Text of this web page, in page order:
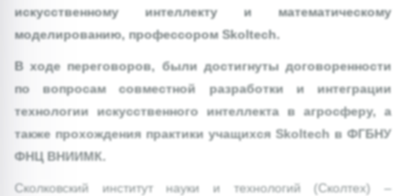
искусственному интеллекту и математическому
моделированию, профессором Skoltech.
В ходе переговоров, были достигнуты договоренности
по вопросам совместной разработки и интеграции
технологии искусственного интеллекта в агросферу, а
также прохождения практики учащихся Skoltech в ФГБНУ
ФНЦ ВНИИМК.
Сколковский институт науки и технологий (Сколтех) –